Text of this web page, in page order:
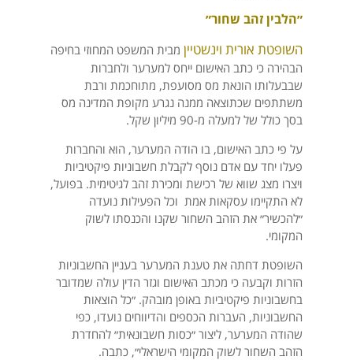
״הלבין זהב שחור״
השופטת אורית וינשטיין מבית המשפט המחוזי בחיפה
הבהירה כי כתב האישום ייחס למערער ולחברות
שבבעלותו הונאת מס מסועפת, מתוחכמת ורבת
משתתפים שכתוצאה ממנה נגרע מקופת המדינה מס
בסך כולל של למעלה מ-90 מיליון שקל.
על פי כתב האישום, בו הודה המערער, הוא והחברות
פעלו יחד עם אדם נוסף לקבלת חשבוניות פיקטיביות
ויצרו מצג שווא של רכישת ומכירת זהב לגיטימית. בפועל,
לא התקיימו עסקאות אמת וכל הפעילות נועדה
״להכשיר״ את הזהב השחור שקנו והכנסתו לשוק
המקומי.
השופטת דחתה את טענת המערער בעניין החשבוניות
הזרות וקבעה כי מכתב האישום וגזר הדין עולה שמדובר
בחשבוניות פיקטיביות באופן מובהק. ״כל הוצאות
החשבוניות, העברות הכספים והדיווחים נועדו, כפי
שהודה המערער, ליצור ״כסות חשבונאית״ להחדרת
הזהב השחור לשוק המקומי הישראלי״, כתבה.